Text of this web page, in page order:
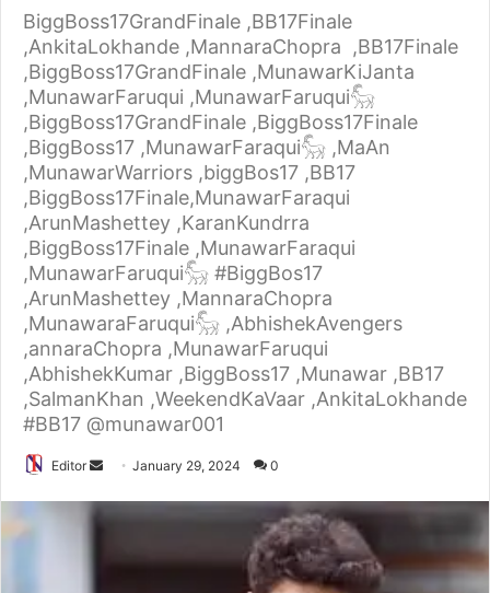
BiggBoss17GrandFinale ,BB17Finale
,AnkitaLokhande ,MannaraChopra ,BB17Finale
,BiggBoss17GrandFinale ,MunawarKiJanta
,MunawarFaruqui ,MunawarFaruqui𓃵
,BiggBoss17GrandFinale ,BiggBoss17Finale
,BiggBoss17 ,MunawarFaraqui𓃵 ,MaAn
,MunawarWarriors ,biggBos17 ,BB17
,BiggBoss17Finale,MunawarFaraqui
,ArunMashettey ,KaranKundrra
,BiggBoss17Finale ,MunawarFaraqui
,MunawarFaruqui𓃵 #BiggBos17
,ArunMashettey ,MannaraChopra
,MunawaraFaruqui𓃵 ,AbhishekAvengers
,annaraChopra ,MunawarFaruqui
,AbhishekKumar ,BiggBoss17 ,Munawar ,BB17
,SalmanKhan ,WeekendKaVaar ,AnkitaLokhande
#BB17 @munawar001
Editor
n
January 29, 2024 0